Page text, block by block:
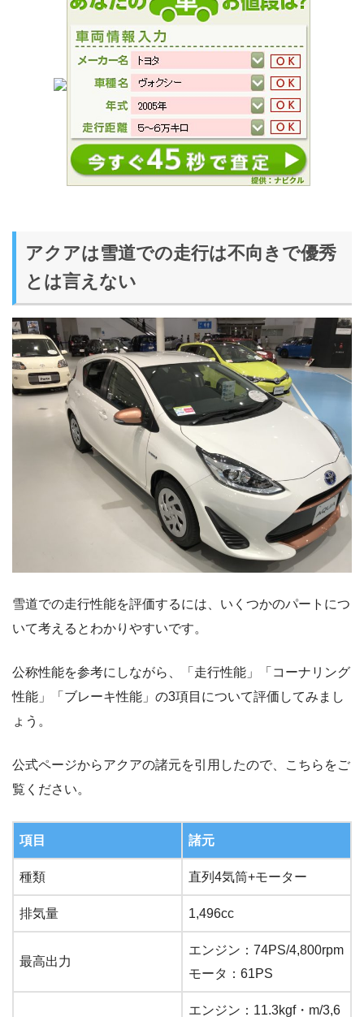
アクアは雪道での走行は不向きで優秀
とは言えない
雪道での走行性能を評価するには、いくつかのパートにつ
いて考えるとわかりやすいです。
公称性能を参考にしながら、「走行性能」「コーナリング
性能」「ブレーキ性能」の3項目について評価してみまし
ょう。
公式ページからアクアの諸元を引用したので、こちらをご
覧ください。
項目 諸元
種類 直列4気筒+モーター
排気量 1,496cc
最高出力
エンジン：74PS/4,800rpm
モータ：61PS
エンジン：11.3kgf・m/3,6